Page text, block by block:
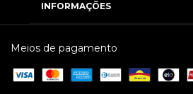
INFORMAÇÕES
Meios de pagamento